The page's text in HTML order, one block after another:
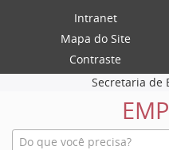
Intranet
Mapa do Site
Contraste
Secretaria de